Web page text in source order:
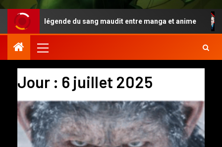
Anki, la légende du sang maudit entre manga et anime
Jour : 6 juillet 2025